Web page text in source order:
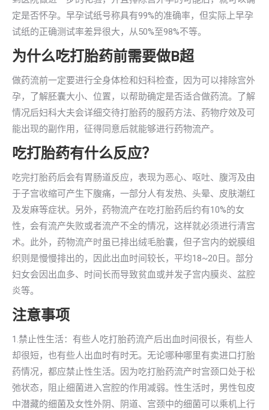
定是否怀孕。早孕试纸号称具有99%的准确率，但实际上早孕
试纸的正确测试率差异很大，从50%至98%不等。
为什么吃打胎药前需要做B超
做药流前一定要进行全身体检和妇科检查，因为可以排除宫外
孕，了解胚囊大小、位置，以帮助确定是否适合做药流。了解
情况后妇科大夫会详细交待打胎药的服药方法、药物疗效及可
能出现的副作用，征得同意后就能够进行药物流产。
吃打胎药有什么反应？
吃完打胎药后会有胃肠道反应，表现为恶心、呕吐、腹泻及由
于子宫收缩可产生下腹痛，一部分人有发热、头晕、皮肤潮红
及发麻等症状。另外，药物流产在吃打胎药后约有10%的女
性，会有流产失败或者流产不全的情况，这样就必须进行清宫
术。此外，药物流产时虽已排出绒毛胎囊，但子宫内的蜕膜组
织则是慢慢排出的，因此出血时间较长，平均18~20日。部分
妇女会因出血多、时间长而导致贫血或并发子宫内膜炎、盆腔
炎等。
注意事项
1.禁止性生活：有些人吃打胎药流产后出血时间很长，有些人
却很短，也有些人出血时有时无。无论哪种哪里有卖进口打胎
药情况，都应禁止性生活。因为吃打胎药流产时宫颈口处于松
弛状态，阻止细菌进入宫腔的作用减弱。性生活时，男性包皮
中潜藏的细菌及女性外阴、阴道、宫颈中的细菌可以乘机上行